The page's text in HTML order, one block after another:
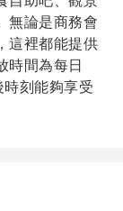
無論是商務會
這裡都能提供
時間為每日
刻能夠享受